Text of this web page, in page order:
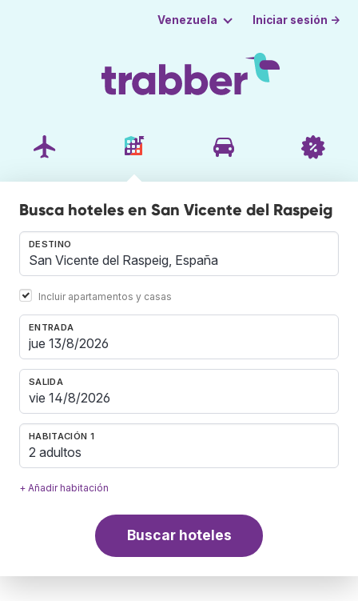
Venezuela Iniciar sesión →
Busca hoteles en San Vicente del Raspeig
DESTINO
Incluir apartamentos y casas
ENTRADA
SALIDA
HABITACIÓN 1
2 adultos
+ Añadir habitación
Buscar hoteles